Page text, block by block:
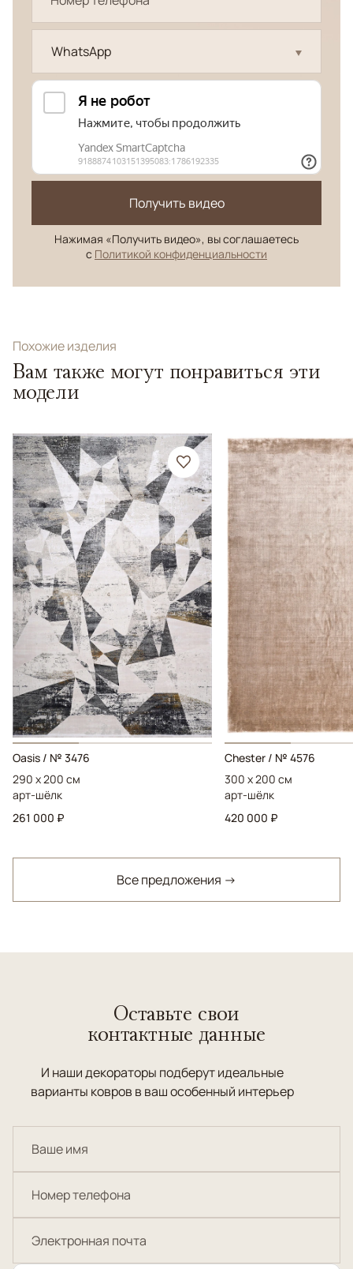
WhatsApp
Получить видео
Нажимая «Получить видео», вы соглашаетесь
с Политикой конфиденциальности
Похожие изделия
Вам также могут понравиться эти
модели
Oasis / № 3476
290 x 200 см
арт-шёлк
261 000 ₽
Chester / № 4576
300 x 200 см
арт-шёлк
420 000 ₽
Все предложения →
Оставьте свои
контактные данные
И наши декораторы подберут идеальные
варианты ковров в ваш особенный интерьер